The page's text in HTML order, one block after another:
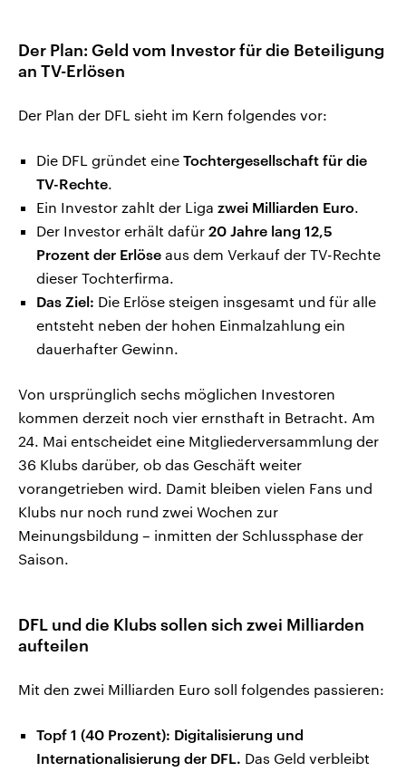
Der Plan: Geld vom Investor für die Beteiligung
an TV-Erlösen
Der Plan der DFL sieht im Kern folgendes vor:
Die DFL gründet eine Tochtergesellschaft für die
TV-Rechte.
Ein Investor zahlt der Liga zwei Milliarden Euro.
Der Investor erhält dafür 20 Jahre lang 12,5
Prozent der Erlöse aus dem Verkauf der TV-Rechte
dieser Tochterfirma.
Das Ziel: Die Erlöse steigen insgesamt und für alle
entsteht neben der hohen Einmalzahlung ein
dauerhafter Gewinn.
Von ursprünglich sechs möglichen Investoren
kommen derzeit noch vier ernsthaft in Betracht. Am
24. Mai entscheidet eine Mitgliederversammlung der
36 Klubs darüber, ob das Geschäft weiter
vorangetrieben wird. Damit bleiben vielen Fans und
Klubs nur noch rund zwei Wochen zur
Meinungsbildung – inmitten der Schlussphase der
Saison.
DFL und die Klubs sollen sich zwei Milliarden
aufteilen
Mit den zwei Milliarden Euro soll folgendes passieren:
Topf 1 (40 Prozent): Digitalisierung und
Internationalisierung der DFL. Das Geld verbleibt